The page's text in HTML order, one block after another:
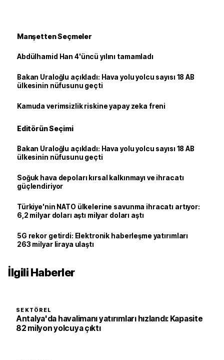
Manşetten Seçmeler
Abdülhamid Han 4'üncü yılını tamamladı
Bakan Uraloğlu açıkladı: Hava yolu yolcu sayısı 18 AB
ülkesinin nüfusunu geçti
Kamuda verimsizlik riskine yapay zeka freni
Editörün Seçimi
Bakan Uraloğlu açıkladı: Hava yolu yolcu sayısı 18 AB
ülkesinin nüfusunu geçti
Soğuk hava depoları kırsal kalkınmayı ve ihracatı
güçlendiriyor
Türkiye'nin NATO ülkelerine savunma ihracatı artıyor:
6,2 milyar doları aştı milyar doları aştı
5G rekor getirdi: Elektronik haberleşme yatırımları
263 milyar liraya ulaştı
İlgili Haberler
SEKTÖREL
Antalya'da havalimanı yatırımları hızlandı: Kapasite
82 milyon yolcuya çıktı